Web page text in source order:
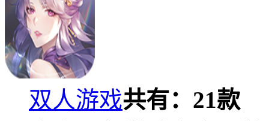
双人游戏共有： 21款